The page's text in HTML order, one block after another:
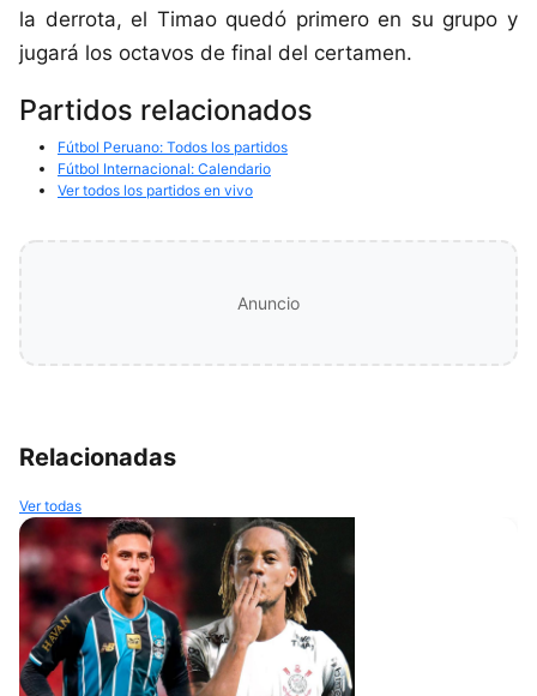
la derrota, el Timao quedó primero en su grupo y
jugará los octavos de final del certamen.
Partidos relacionados
Fútbol Peruano: Todos los partidos
Fútbol Internacional: Calendario
Ver todos los partidos en vivo
Anuncio
Relacionadas
Ver todas